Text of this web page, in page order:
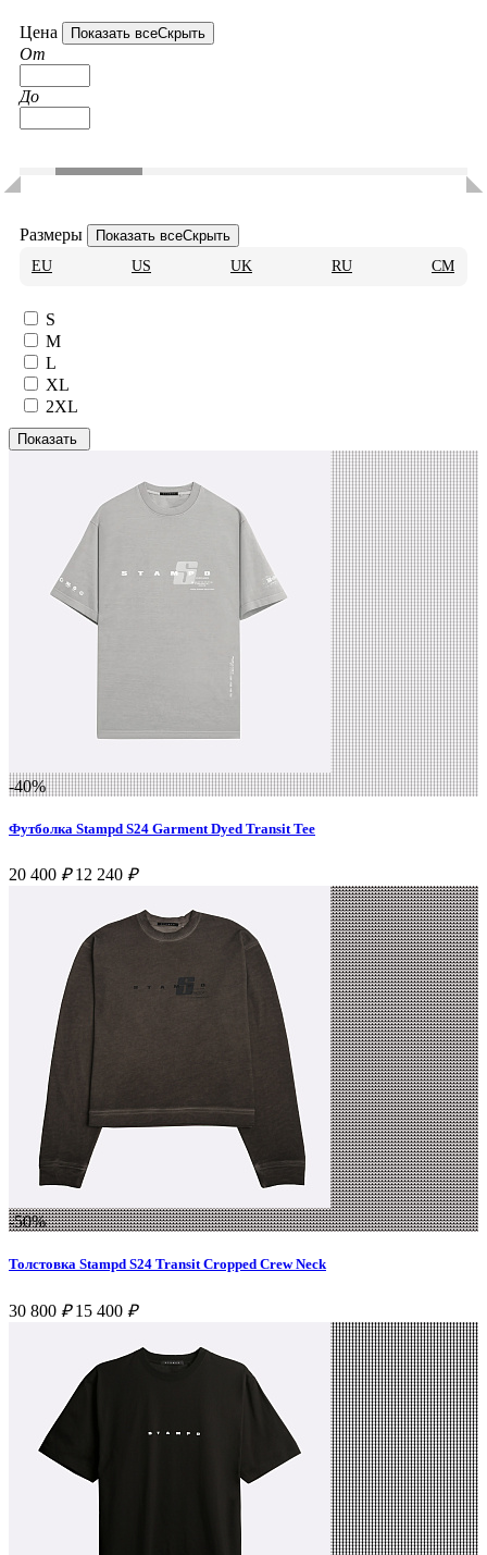
Цена Показать всеСкрыть
От
До
Размеры Показать всеСкрыть
EU
US UK RU CM
S
M
L
XL
2XL
-40%
Футболка Stampd S24 Garment Dyed Transit Tee
20 400 ₽ 12 240 ₽
-50%
Толстовка Stampd S24 Transit Cropped Crew Neck
30 800 ₽ 15 400 ₽